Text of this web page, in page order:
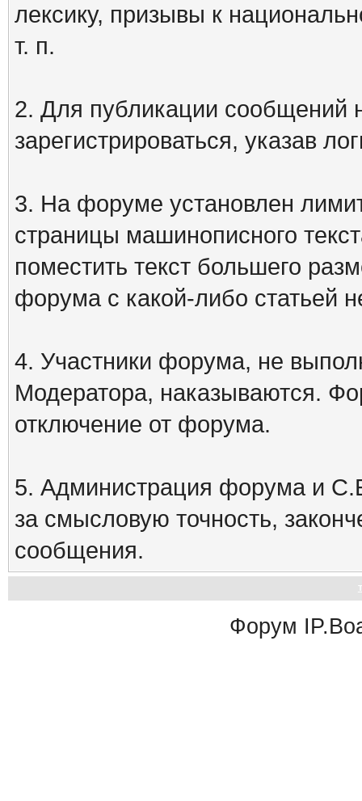
лексику, призывы к
т. п.
2. Для публикации сообщений
зарегистрироваться, указав
3. На форуме установлен
страницы машинописного
поместить текст большего
форума с какой-либо статьей
4. Участники форума, не
Модератора, наказываются.
отключение от форума.
5. Администрация форума и
за смысловую точность,
сообщения.
Форум